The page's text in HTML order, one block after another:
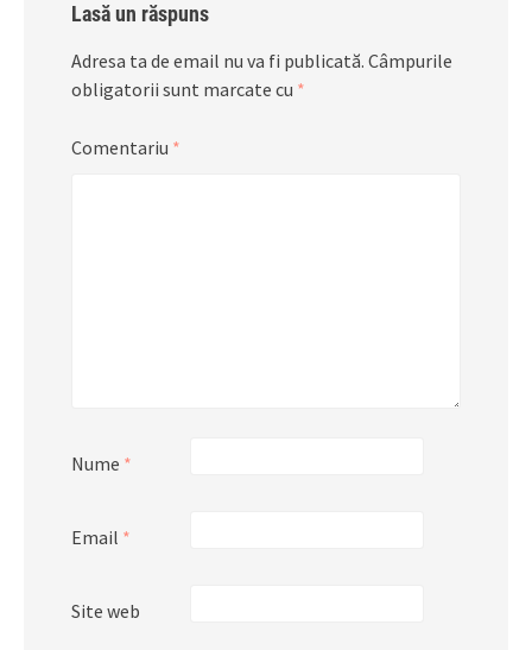
Lasă un răspuns
Adresa ta de email nu va fi publicată. Câmpurile
obligatorii sunt marcate cu *
Comentariu *
Nume *
Email *
Site web